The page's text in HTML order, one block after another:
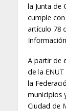
la Junta de
cumple
artículo 78
A partir de
de la
la
municipios
Ciudad de